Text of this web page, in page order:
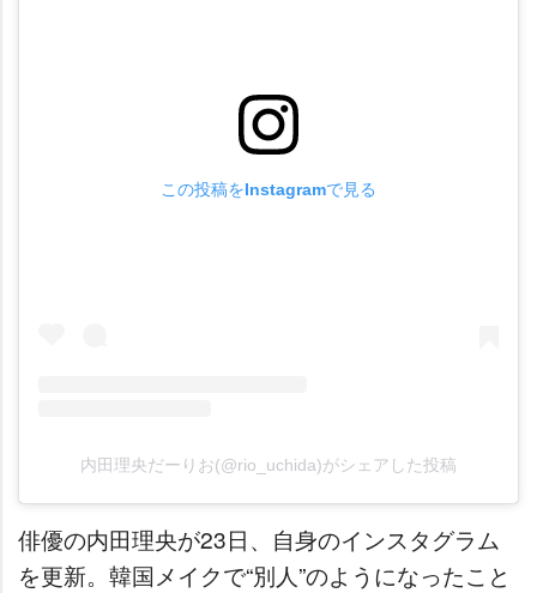
この投稿をInstagramで見る
内田理央だーりお(@rio_uchida)がシェアした投稿
俳優の内田理央が23日、自身のインスタグラム
を更新。韓国メイクで“別人”のようになったこと